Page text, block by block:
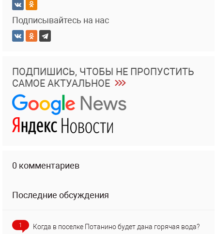
Подписывайтесь на нас
ПОДПИШИСЬ, ЧТОБЫ НЕ ПРОПУСТИТЬ
САМОЕ АКТУАЛЬНОЕ
0 комментариев
Последние обсуждения
1 Когда в поселке Потанино будет дана горячая вода?